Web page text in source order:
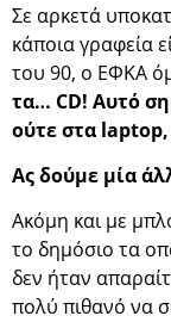
Σε αρκετά
κάποια γραφεία
του 90, ο ΕΦΚΑ
τα… CD! Αυτό
ούτε στα laptop,
Ας δούμε μία
Ακόμη και με
το δημόσιο τα
δεν ήταν
πολύ πιθανό να